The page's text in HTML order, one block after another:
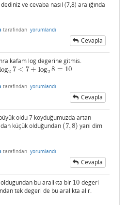
ve cevaba nasıl (7,8) aralığında
tarafından yorumlandı
Cevapla
kafam log degerine gitmis.
2 7 < 7 + log2 8 = 10
27< 7+log2 8= 10 .
tarafından yorumlandı
Cevapla
oldu 7 koyduğumuzda artan
küçük olduğundan (7, 8)
(7,8) yani dimi
tarafından yorumlandı
Cevapla
bu aralikta bir 10
10 degeri
tek degeri de bu aralikta alir.